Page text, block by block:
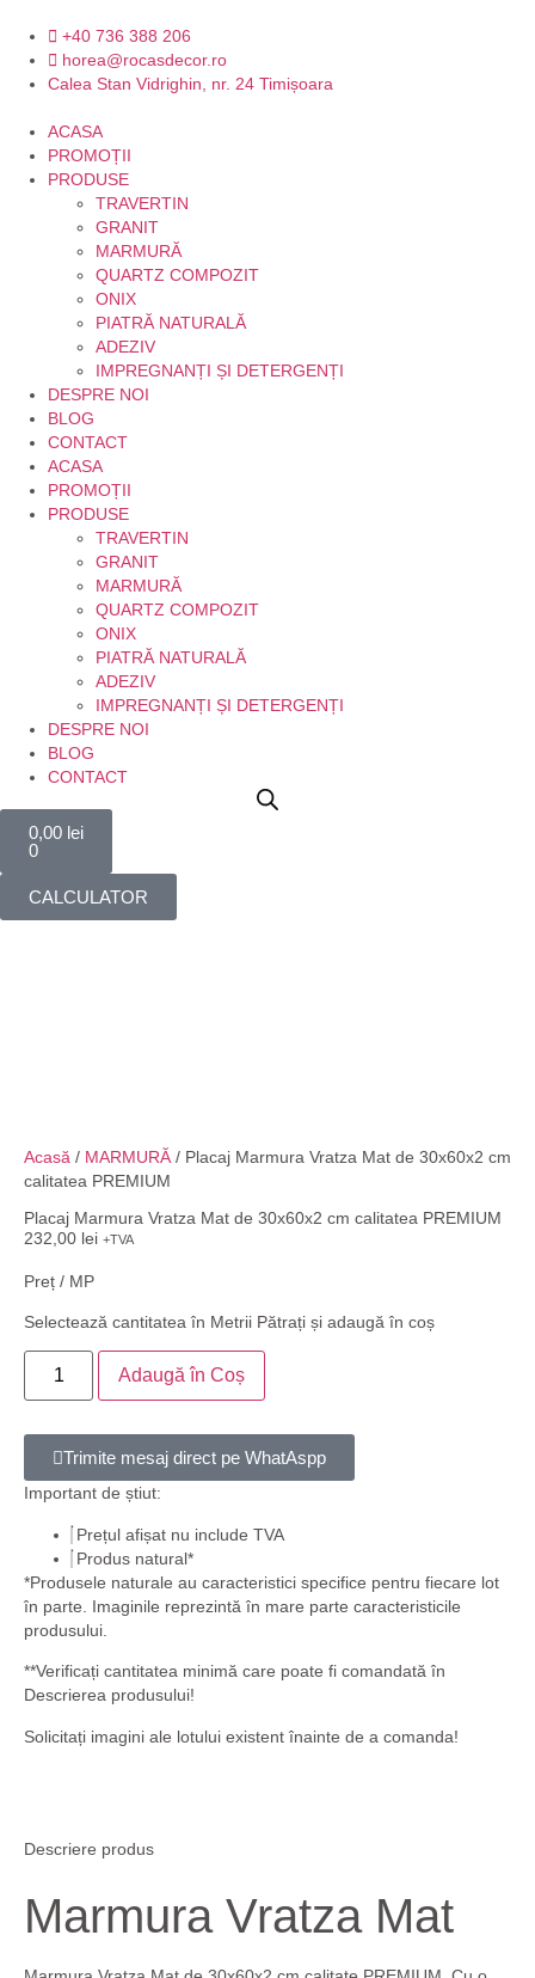
+40 736 388 206
horea@rocasdecor.ro
Calea Stan Vidrighin, nr. 24 Timișoara
ACASA
PROMOȚII
PRODUSE
TRAVERTIN
GRANIT
MARMURĂ
QUARTZ COMPOZIT
ONIX
PIATRĂ NATURALĂ
ADEZIV
IMPREGNANȚI ȘI DETERGENȚI
DESPRE NOI
BLOG
CONTACT
ACASA
PROMOȚII
PRODUSE
TRAVERTIN
GRANIT
MARMURĂ
QUARTZ COMPOZIT
ONIX
PIATRĂ NATURALĂ
ADEZIV
IMPREGNANȚI ȘI DETERGENȚI
DESPRE NOI
BLOG
CONTACT
0,00 lei
0
CALCULATOR
Acasă / MARMURĂ/ Placaj Marmura Vratza Mat de 30x60x2 cm
calitatea PREMIUM
Placaj Marmura Vratza Mat de 30x60x2 cm calitatea PREMIUM
232,00 lei +TVA
Preț / MP
Selectează cantitatea în Metrii Pătrați și adaugă în coș
Adaugă în Coș
Trimite mesaj direct pe WhatAspp
Important de știut:
Prețul afișat nu include TVA
Produs natural*
*Produsele naturale au caracteristici specifice pentru fiecare lot
în parte. Imaginile reprezintă în mare parte caracteristicile
produsului.
**Verificați cantitatea minimă care poate fi comandată în
Descrierea produsului!
Solicitați imagini ale lotului existent înainte de a comanda!
Descriere produs
Marmura Vratza Mat